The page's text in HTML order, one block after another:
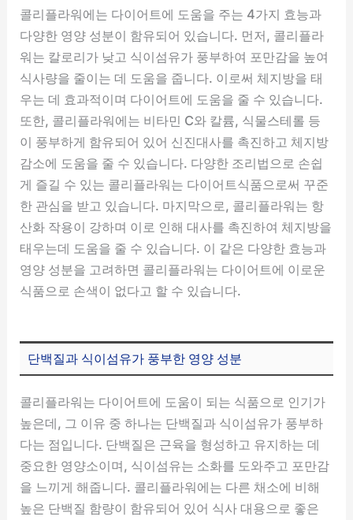
콜리플라워에는 다이어트에 도움을 주는 4가지 효능과
다양한 영양 성분이 함유되어 있습니다. 먼저, 콜리플라
워는 칼로리가 낮고 식이섬유가 풍부하여 포만감을 높여
식사량을 줄이는 데 도움을 줍니다. 이로써 체지방을 태
우는 데 효과적이며 다이어트에 도움을 줄 수 있습니다.
또한, 콜리플라워에는 비타민 C와 칼륨, 식물스테롤 등
이 풍부하게 함유되어 있어 신진대사를 촉진하고 체지방
감소에 도움을 줄 수 있습니다. 다양한 조리법으로 손쉽
게 즐길 수 있는 콜리플라워는 다이어트식품으로써 꾸준
한 관심을 받고 있습니다. 마지막으로, 콜리플라워는 항
산화 작용이 강하며 이로 인해 대사를 촉진하여 체지방을
태우는데 도움을 줄 수 있습니다. 이 같은 다양한 효능과
영양 성분을 고려하면 콜리플라워는 다이어트에 이로운
식품으로 손색이 없다고 할 수 있습니다.
단백질과 식이섬유가 풍부한 영양 성분
콜리플라워는 다이어트에 도움이 되는 식품으로 인기가
높은데, 그 이유 중 하나는 단백질과 식이섬유가 풍부하
다는 점입니다. 단백질은 근육을 형성하고 유지하는 데
중요한 영양소이며, 식이섬유는 소화를 도와주고 포만감
을 느끼게 해줍니다. 콜리플라워에는 다른 채소에 비해
높은 단백질 함량이 함유되어 있어 식사 대용으로 좋은